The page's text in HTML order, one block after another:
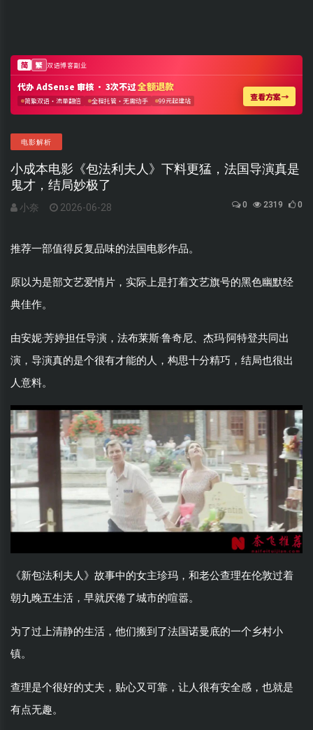
电影解析
小成本电影《包法利夫人》下料更猛，法国导演真是
鬼才，结局妙极了
小奈 2026-06-28 0 2319 0
推荐一部值得反复品味的法国电影作品。
原以为是部文艺爱情片，实际上是打着文艺旗号的黑色幽默经
典佳作。
由安妮·芳婷担任导演，法布莱斯·鲁奇尼、 杰玛·阿特登共同出
演，导演真的是个很有才能的人，构思十分精巧，结局也很出
人意料。
《新包法利夫人》故事中的女主珍玛，和老公查理在伦敦过着
朝九晚五生活，早就厌倦了城市的喧嚣。
为了过上清静的生活，他们搬到了法国诺曼底的一个乡村小
镇。
查理是个很好的丈夫，贴心又可靠，让人很有安全感，也就是
有点无趣。